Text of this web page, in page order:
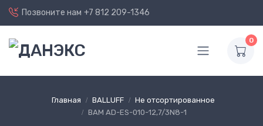
Позвоните нам +7 812 209-1346
0
Главная BALLUFF
Не отсортированное
BAM AD-ES-010-12,7/3N8-1